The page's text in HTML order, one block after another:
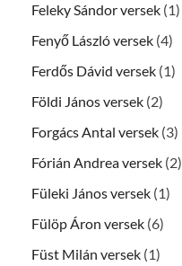
Feleky Sándor versek (1)
Fenyő László versek (4)
Ferdős Dávid versek (1)
Földi János versek (2)
Forgács Antal versek (3)
Fórián Andrea versek (2)
Füleki János versek (1)
Fülöp Áron versek (6)
Füst Milán versek (1)